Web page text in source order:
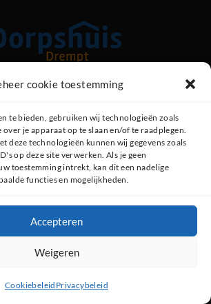
cookie toestemming
te bieden, gebruiken wij technologieën zoals
je apparaat op te slaan en/of te raadplegen.
deze technologieën kunnen wij gegevens zoals
op deze site verwerken. Als je geen
toestemming intrekt, kan dit een nadelige
functies en mogelijkheden.
Accepteren
Weigeren
Cookiebeleid Privacybeleid
89, 6996 AG Drempt
Contact opnemen
- 47 13 48 (dorpshuis)
519 35 793 (beheerder)
WhatsApp
Drempt - website door
★★★